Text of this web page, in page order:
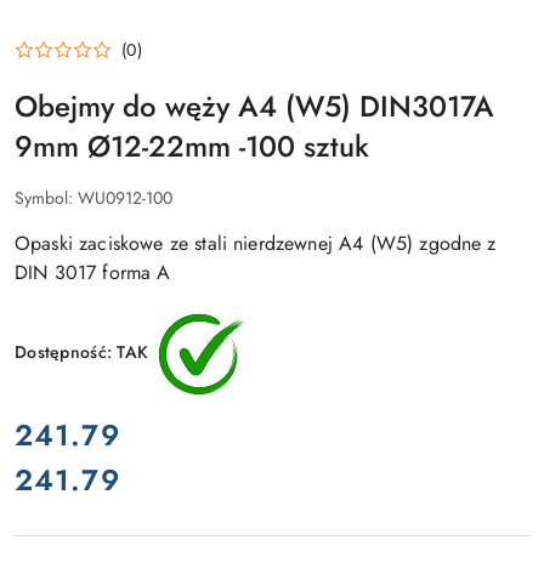
(0)
Obejmy do węży A4 (W5) DIN3017A
9mm Ø12-22mm -100 sztuk
Symbol: WU0912-100
Opaski zaciskowe ze stali nierdzewnej A4 (W5) zgodne z
DIN 3017 forma A
Dostępność:TAK
cena:
241.79
Cena:
241.79